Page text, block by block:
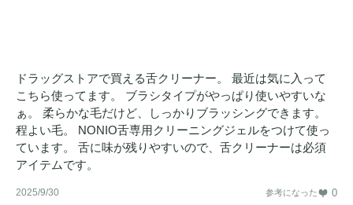
ドラッグストアで買える舌クリーナー。 最近は気に入って
こちら使ってます。 ブラシタイプがやっぱり使いやすいな
ぁ。 柔らかな毛だけど、しっかりブラッシングできます。
程よい毛。 NONIO舌専用クリーニングジェルをつけて使っ
ています。 舌に味が残りやすいので、舌クリーナーは必須
アイテムです。
2025/9/30 参考になった 0